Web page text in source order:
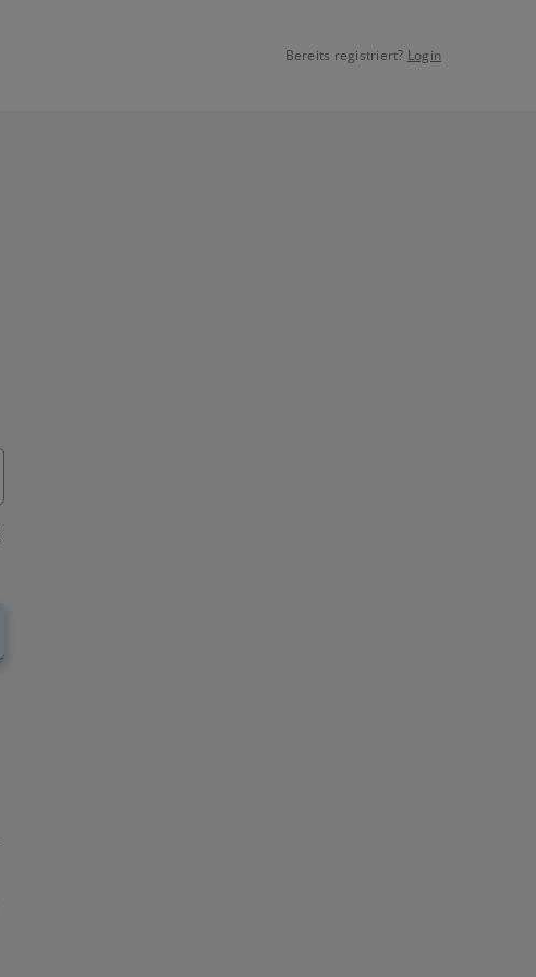
Bereits registriert? Login